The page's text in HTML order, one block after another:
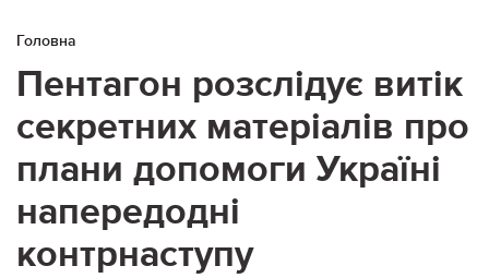
Головна
Пентагон розслідує витік
секретних матеріалів про
плани допомоги Україні
напередодні
контрнаступу